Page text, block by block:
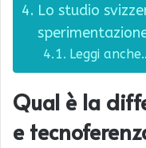
Lo studio
Leggi
Qual è la
e